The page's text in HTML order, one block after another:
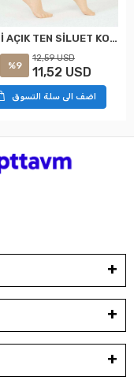
PENTİ AÇIK TEN SİLUET KORSELİ KÜLOTLU ÇORAP XXL
%9
12,59 USD
11,52 USD
اضف الى سلة التسوق